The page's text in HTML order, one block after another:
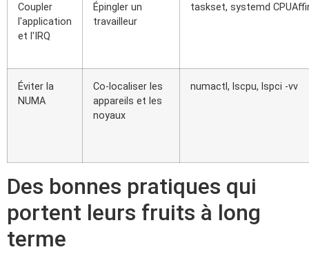
Coupler
l'application
et l'IRQ
Épingler un
travailleur
taskset, systemd
Éviter la
NUMA
Co-localiser les
appareils et les
noyaux
numactl, lscpu, lspci -vv
Des bonnes pratiques qui
portent leurs fruits à long
terme